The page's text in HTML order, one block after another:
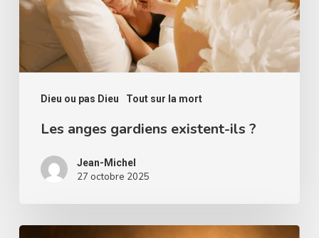
Dieu ou pas Dieu Tout sur la mort
?
Les anges gardiens existent-ils ?
Jean-Michel
27 octobre 2025